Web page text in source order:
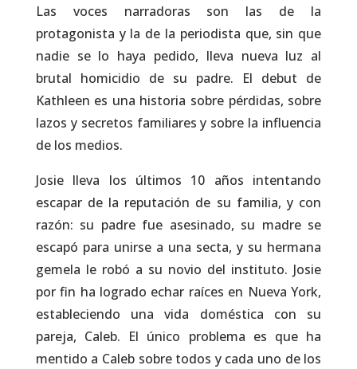
Las voces narradoras son las de la
protagonista y la de la periodista que, sin que
nadie se lo haya pedido, lleva nueva luz al
brutal homicidio de su padre. El debut de
Kathleen es una historia sobre pérdidas, sobre
lazos y secretos familiares y sobre la influencia
de los medios.
Josie lleva los últimos 10 años intentando
escapar de la reputación de su familia, y con
razón: su padre fue asesinado, su madre se
escapó para unirse a una secta, y su hermana
gemela le robó a su novio del instituto. Josie
por fin ha logrado echar raíces en Nueva York,
estableciendo una vida doméstica con su
pareja, Caleb. El único problema es que ha
mentido a Caleb sobre todos y cada uno de los